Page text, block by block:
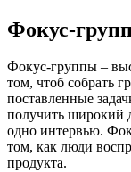
Фокус-
Фокус-группы –
том, чтоб собрать
поставленные
получить широкий
одно интервью.
том, как люди
продукта.